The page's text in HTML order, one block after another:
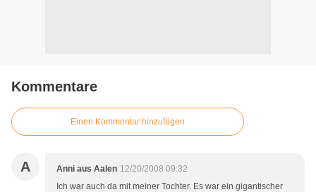
Kommentare
Einen Kommentar hinzufügen
A Anni aus Aalen 12/20/2008 09:32
Ich war auch da mit meiner Tochter. Es war ein gigantischer